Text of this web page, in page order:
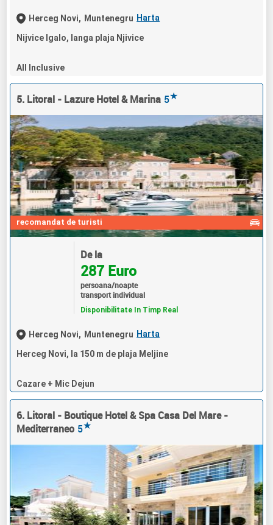
Herceg Novi, Muntenegru Harta
Nijvice Igalo, langa plaja Njivice
All Inclusive
5. Litoral - Lazure Hotel & Marina 5★
recomandat de turisti
De la
287 Euro
persoana/noapte
transport individual
Disponibilitate In Timp Real
Herceg Novi, Muntenegru Harta
Herceg Novi, la 150 m de plaja Meljine
Cazare + Mic Dejun
6. Litoral - Boutique Hotel & Spa Casa Del Mare -
Mediterraneo 5★